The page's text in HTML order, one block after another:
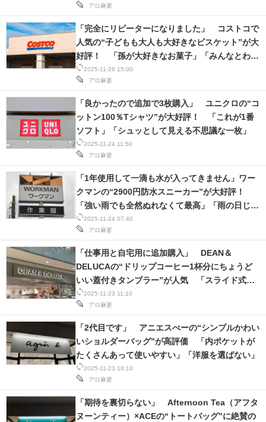
アロ麻婆
2025-11-26 15:00
アロ麻婆
「完全にリピーターになりました」 コストコで
人気の“子どもも大人も大好きなビスケット”が大
好評！ 「孫が大好きなお菓子」「みんなとわけ
っこしました！」
2025-11-24 11:50
アロ麻婆
「良かったので追加で3枚購入」 ユニクロの“コ
ットン100％Tシャツ”が大好評！ 「これが1番
ソフト」「シュッとして見える不思議な一枚」
2025-11-24 07:40
アロ麻婆
「1年使用して一滴も水が入ってきません」ワー
クマンの“2900円防水スニーカー”が大好評！
「強い雨でも全然ぬれなくて最高」「雨の日じゃ
なくても履いてます」
2025-11-23 11:10
アロ麻婆
「仕事用と自宅用に追加購入」 DEAN＆
DELUCAの“ドリップコーヒー1杯分にちょうど
いい蓋付きタンブラー”が人気 「スライド式な
のも使いやすい」「ほかのカップ、使わなくなり
ました」
2025-11-23 10:10
アロ麻婆
「2代目です」 アニエスべーの“シンプルかわい
いショルダーバッグ”が高評価 「内ポケットが
たくさんあって使いやすい」「洋服を選ばない」
「期待を裏切らない」 Afternoon Tea（アフタ
ヌーンティー）×ACEの“トートバッグ”に絶賛の